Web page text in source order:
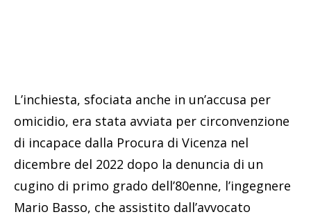
L’inchiesta, sfociata anche in un’accusa per
omicidio, era stata avviata per circonvenzione
di incapace dalla Procura di Vicenza nel
dicembre del 2022 dopo la denuncia di un
cugino di primo grado dell’80enne, l’ingegnere
Mario Basso, che assistito dall’avvocato